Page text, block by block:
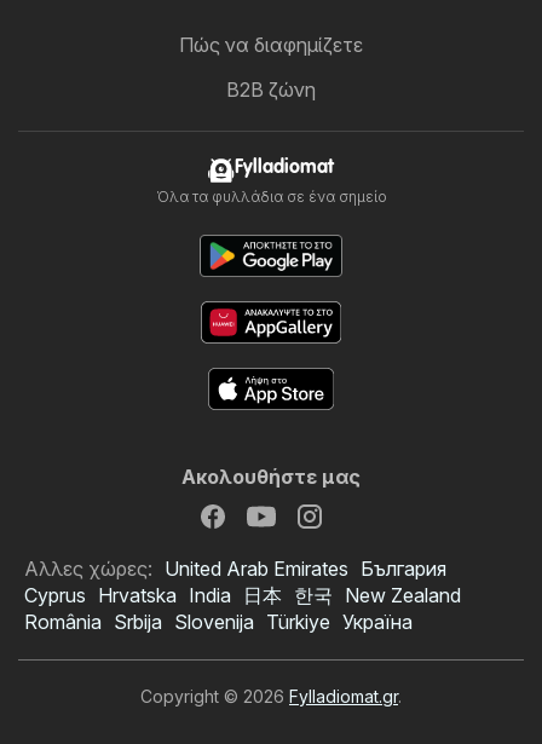
Πώς να διαφημίζετε
B2B ζώνη
Fylladiomat
Όλα τα φυλλάδια σε ένα σημείο
Ακολουθήστε μας
Αλλες χώρες: United Arab Emirates България
Cyprus Hrvatska India 日本 한국 New Zealand
România Srbija Slovenija Türkiye Україна
Copyright © 2026 Fylladiomat.gr.